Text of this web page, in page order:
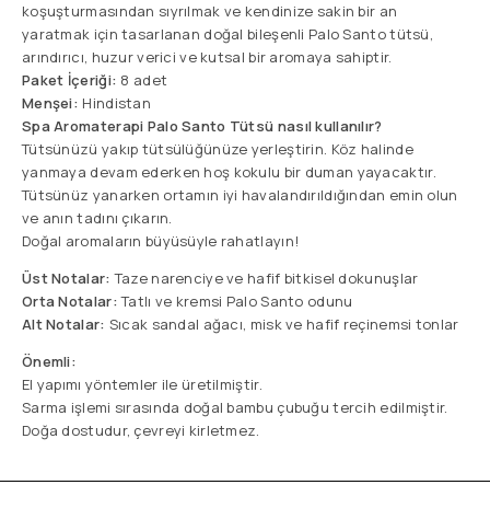
koşuşturmasından sıyrılmak ve kendinize sakin bir an
yaratmak için tasarlanan doğal bileşenli Palo Santo tütsü,
arındırıcı, huzur verici ve kutsal bir aromaya sahiptir.
Paket İçeriği: 8 adet
Menşei: Hindistan
Spa Aromaterapi Palo Santo Tütsü nasıl kullanılır?
Tütsünüzü yakıp tütsülüğünüze yerleştirin. Köz halinde
yanmaya devam ederken hoş kokulu bir duman yayacaktır.
Tütsünüz yanarken ortamın iyi havalandırıldığından emin olun
ve anın tadını çıkarın.
Doğal aromaların büyüsüyle rahatlayın!
Üst Notalar: Taze narenciye ve hafif bitkisel dokunuşlar
Orta Notalar:Tatlı ve kremsi Palo Santo odunu
Alt Notalar: Sıcak sandal ağacı, misk ve hafif reçinemsi tonlar
Önemli:
El yapımı yöntemler ile üretilmiştir.
Sarma işlemi sırasında doğal bambu çubuğu tercih edilmiştir.
Doğa dostudur, çevreyi kirletmez.